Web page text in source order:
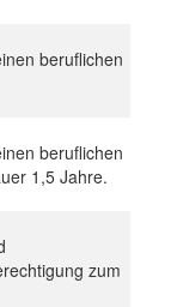
beruflichen
beruflichen
1,5 Jahre.
zum